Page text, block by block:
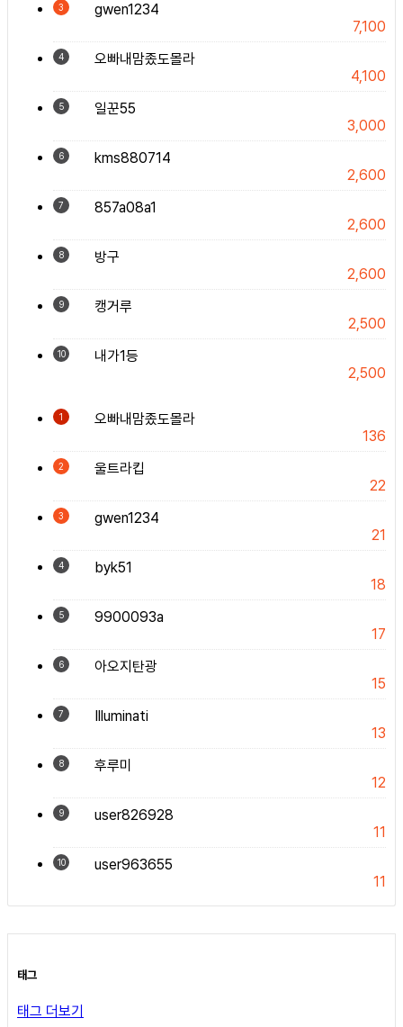
3
gwen1234
7,100
4
오빠내맘좄도몰라
4,100
5
일꾼55
3,000
6
kms880714
2,600
7
857a08a1
2,600
8
방구
2,600
9
캥거루
2,500
10
내가1등
2,500
1
오빠내맘좄도몰라
136
2
울트라킵
22
3
gwen1234
21
4
byk51
18
5
9900093a
17
6
아오지탄광
15
7
Illuminati
13
8
후루미
12
9
user826928
11
10
user963655
11
태그
태그 더보기